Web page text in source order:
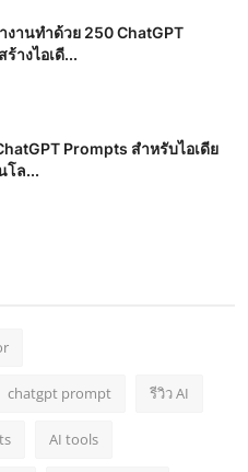
งานทำด้วย 250 ChatGPT
างไอเดี...
Prompts สำหรับไอเดีย
โล...
chatgpt prompt รีวิว AI
AI tools